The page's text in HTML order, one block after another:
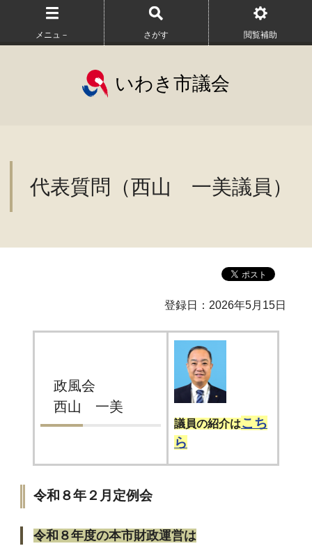
メニュ－ さがす 閲覧補助
いわき市議会
代表質問（西山 一美議員）
登録日：2026年5月15日
政風会
西山 一美
議員の紹介はこち
ら
令和８年２月定例会
令和８年度の本市財政運営は